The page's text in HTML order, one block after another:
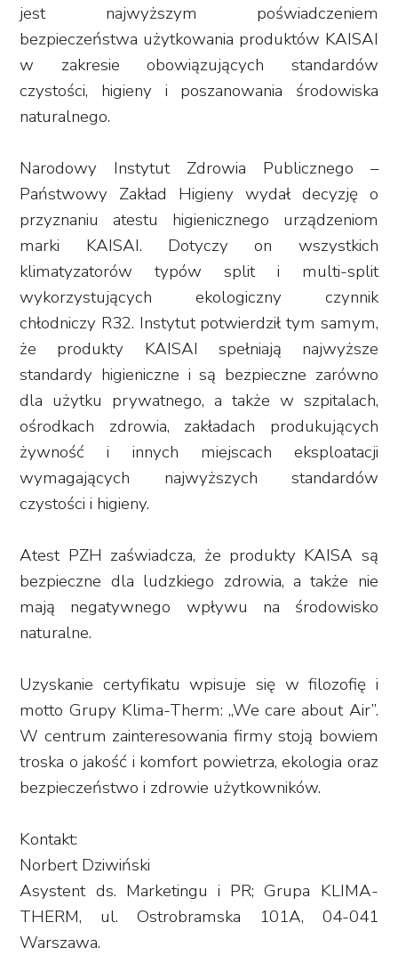
jest najwyższym poświadczeniem
bezpieczeństwa użytkowania produktów KAISAI
w zakresie obowiązujących standardów
czystości, higieny i poszanowania środowiska
naturalnego.
Narodowy Instytut Zdrowia Publicznego –
Państwowy Zakład Higieny wydał decyzję o
przyznaniu atestu higienicznego urządzeniom
marki KAISAI. Dotyczy on wszystkich
klimatyzatorów typów split i multi-split
wykorzystujących ekologiczny czynnik
chłodniczy R32. Instytut potwierdził tym samym,
że produkty KAISAI spełniają najwyższe
standardy higieniczne i są bezpieczne zarówno
dla użytku prywatnego, a także w szpitalach,
ośrodkach zdrowia, zakładach produkujących
żywność i innych miejscach eksploatacji
wymagających najwyższych standardów
czystości i higieny.
Atest PZH zaświadcza, że produkty KAISA są
bezpieczne dla ludzkiego zdrowia, a także nie
mają negatywnego wpływu na środowisko
naturalne.
Uzyskanie certyfikatu wpisuje się w filozofię i
motto Grupy Klima-Therm: „We care about Air”.
W centrum zainteresowania firmy stoją bowiem
troska o jakość i komfort powietrza, ekologia oraz
bezpieczeństwo i zdrowie użytkowników.
Kontakt:
Norbert Dziwiński
Asystent ds. Marketingu i PR; Grupa KLIMA-
THERM, ul. Ostrobramska 101A, 04-041
Warszawa.